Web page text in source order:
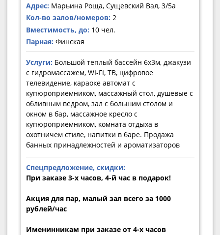
Адрес: Марьина Роща, Сущевский Вал, 3/5а
Кол-во залов/номеров: 2
Вместимость, до: 10 чел.
Парная: Финская
Услуги: Большой теплый бассейн 6х3м, джакузи
с гидромассажем, WI-FI, ТВ, цифровое
телевидение, караоке автомат с
купюроприемником, массажный стол, душевые с
обливным ведром, зал с большим столом и
окном в бар, массажное кресло с
купюроприемником, комната отдыха в
охотничем стиле, напитки в баре. Продажа
банных принадлежностей и ароматизаторов
Спецпредложение, скидки:
При заказе 3-х часов, 4-й час в подарок!
Акция для пар, малый зал всего за 1000
рублей/час
Именинникам при заказе от 4-х часов